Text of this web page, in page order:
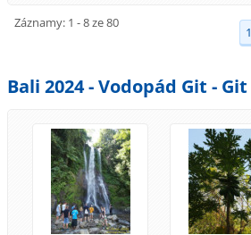
Záznamy: 1 - 8 ze 80
1
Bali 2024 - Vodopád Git - Git